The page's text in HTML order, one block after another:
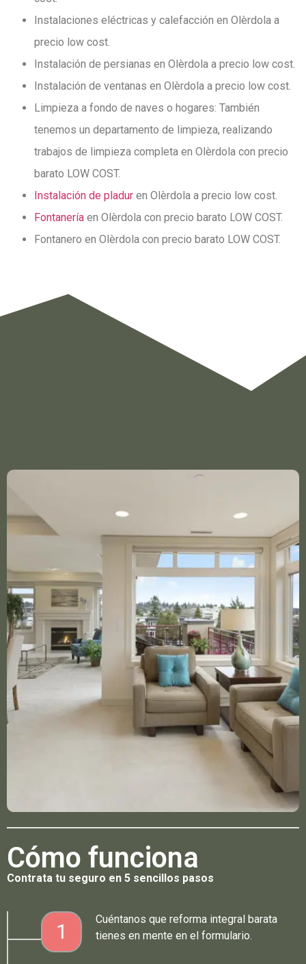
Instalaciones eléctricas y calefacción en Olèrdola a
precio low cost.
Instalación de persianas en Olèrdola a precio low cost.
Instalación de ventanas en Olèrdola a precio low cost.
Limpieza a fondo de naves o hogares: También
tenemos un departamento de limpieza, realizando
trabajos de limpieza completa en Olèrdola con precio
barato LOW COST.
Instalación de pladur en Olèrdola a precio low cost.
Fontanería en Olèrdola con precio barato LOW COST.
Fontanero en Olèrdola con precio barato LOW COST.
Cómo funciona
Contrata tu seguro en 5 sencillos pasos
1
Cuéntanos que reforma integral barata
tienes en mente en el formulario.